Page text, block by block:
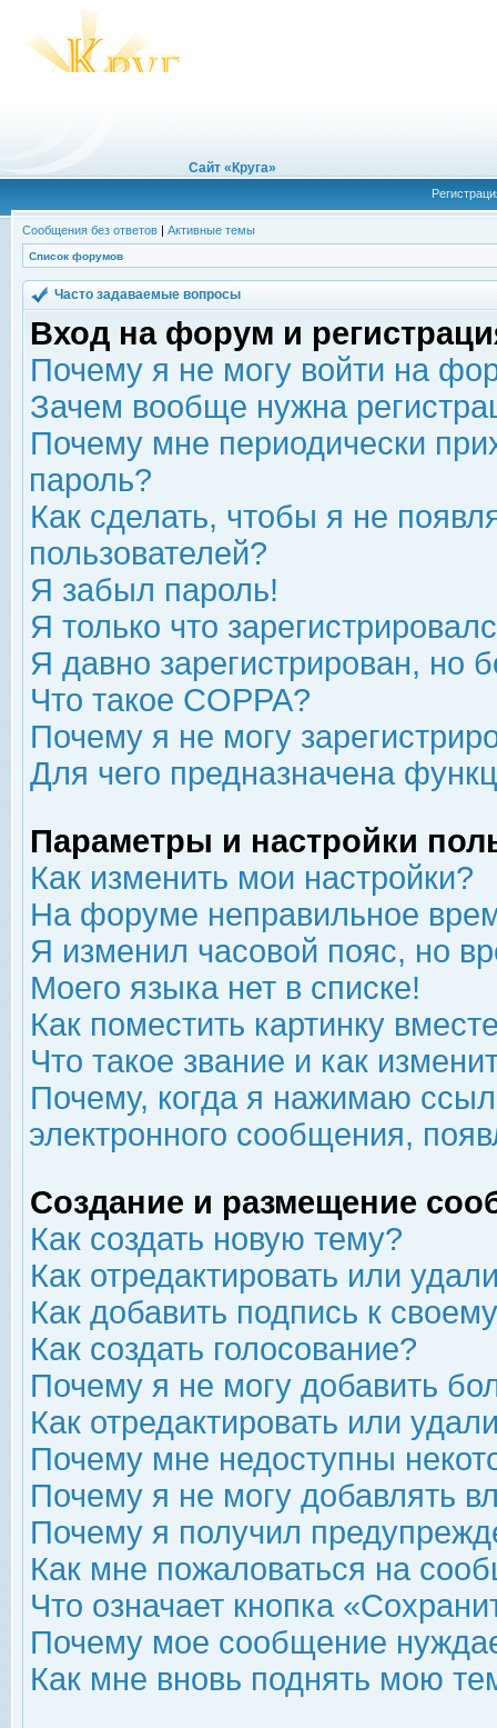
Сайт «Круга»
Сообщения без ответов | Активные темы
Список форумов
Часто задаваемые вопросы
Вход на форум и
Почему я не могу войти на
Зачем вообще нужна
Почему мне периодически
пароль?
Как сделать, чтобы я не
пользователей?
Я забыл пароль!
Я только что
Я давно зарегистрирован, но
Что такое COPPA?
Почему я не могу
Для чего предназначена
Параметры и настройки
Как изменить мои настройки?
На форуме неправильное
Я изменил часовой пояс, но
Моего языка нет в списке!
Как поместить картинку
Что такое звание и как
Почему, когда я нажимаю
электронного сообщения,
Создание и размещение
Как создать новую тему?
Как отредактировать или
Как добавить подпись к
Как создать голосование?
Почему я не могу добавить
Как отредактировать или
Почему мне недоступны
Почему я не могу добавлять
Почему я получил
Как мне пожаловаться на
Что означает кнопка
Почему мое сообщение
Как мне вновь поднять мою